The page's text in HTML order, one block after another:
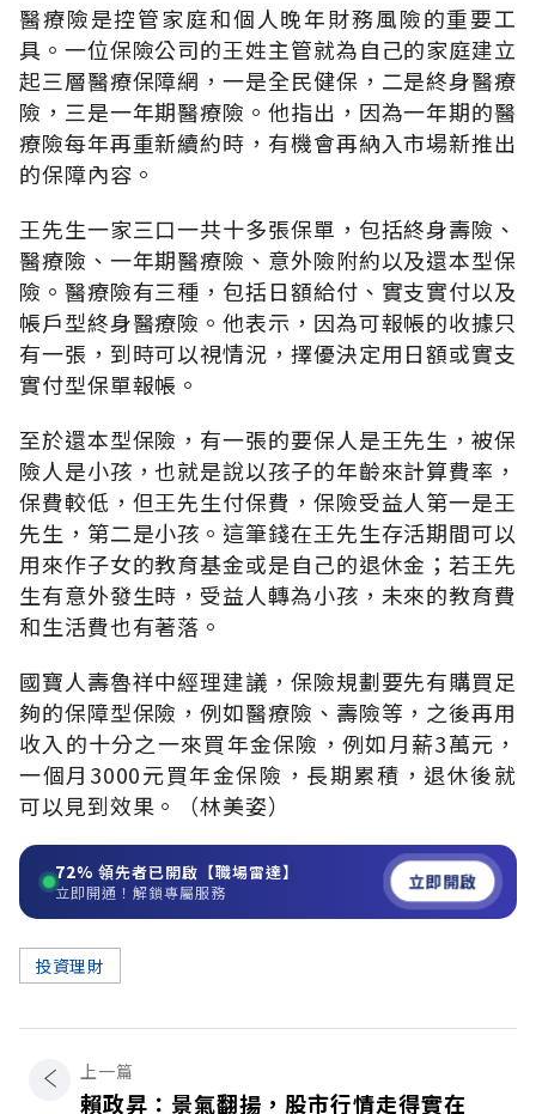
醫療險是控管家庭和個人晚年財務風險的重要工
具。一位保險公司的王姓主管就為自己的家庭建立
起三層醫療保障網，一是全民健保，二是終身醫療
險，三是一年期醫療險。他指出，因為一年期的醫
療險每年再重新續約時，有機會再納入市場新推出
的保障內容。
王先生一家三口一共十多張保單，包括終身壽險、
醫療險、一年期醫療險、意外險附約以及還本型保
險。醫療險有三種，包括日額給付、實支實付以及
帳戶型終身醫療險。他表示，因為可報帳的收據只
有一張，到時可以視情況，擇優決定用日額或實支
實付型保單報帳。
至於還本型保險，有一張的要保人是王先生，被保
險人是小孩，也就是說以孩子的年齡來計算費率，
保費較低，但王先生付保費，保險受益人第一是王
先生，第二是小孩。這筆錢在王先生存活期間可以
用來作子女的教育基金或是自己的退休金；若王先
生有意外發生時，受益人轉為小孩，未來的教育費
和生活費也有著落。
國寶人壽魯祥中經理建議，保險規劃要先有購買足
夠的保障型保險，例如醫療險、壽險等，之後再用
收入的十分之一來買年金保險，例如月薪3萬元，
一個月3000元買年金保險，長期累積，退休後就
可以見到效果。（林美姿）
72% 領先者已開啟【職場雷達】
立即開通！解鎖專屬服務 立即開啟
投資理財
上一篇
賴政昇：景氣翻揚，股市行情走得實在